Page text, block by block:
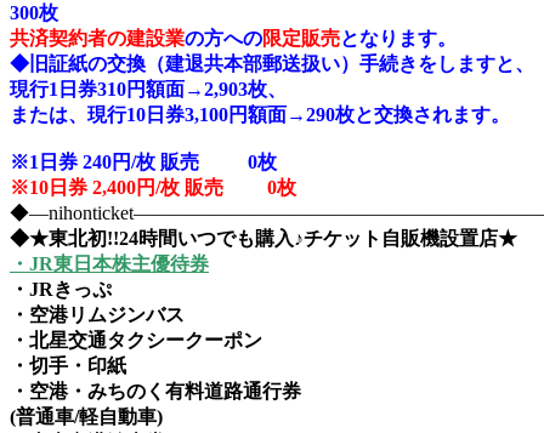
300枚
共済契約者の建設業の方への限定販売となります。
◆旧証紙の交換（建退共本部郵送扱い）手続きをしますと、
現行1日券310円額面→2,903枚、
または、現行10日券3,100円額面→290枚と交換されます。
※1日券 240円/枚 販売 0枚
※10日券 2,400円/枚 販売 0枚
◆★東北初!!24時間いつでも購入♪チケット自販機設置店★
・JR東日本株主優待券
・JRきっぷ
・空港リムジンバス
・北星交通タクシークーポン
・切手・印紙
・空港・みちのく有料道路通行券
(普通車/軽自動車)